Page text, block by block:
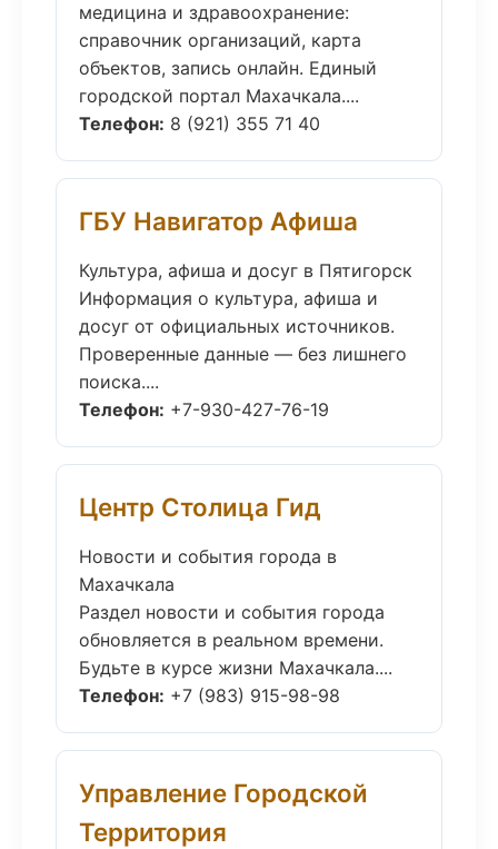
медицина и здравоохранение:
справочник организаций, карта
объектов, запись онлайн. Единый
городской портал Махачкала....
Телефон: 8 (921) 355 71 40
ГБУ Навигатор Афиша
Культура, афиша и досуг в Пятигорск
Информация о культура, афиша и
досуг от официальных источников.
Проверенные данные — без лишнего
поиска....
Телефон: +7-930-427-76-19
Центр Столица Гид
Новости и события города в
Махачкала
Раздел новости и события города
обновляется в реальном времени.
Будьте в курсе жизни Махачкала....
Телефон: +7 (983) 915-98-98
Управление Городской
Территория